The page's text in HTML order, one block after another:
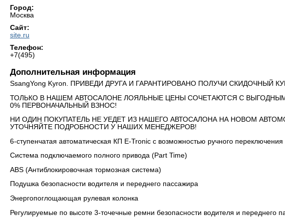
Город:
Москва
Сайт:
site.ru
Телефон:
+7(495)
Дополнительная информация
SsangYong Kyron. ПРИВЕДИ ДРУГА И ГАРАНТИРОВАНО ПОЛУЧИ СКИДОЧНЫЙ
ТОЛЬКО В НАШЕМ АВТОСАЛОНЕ ЛОЯЛЬНЫЕ ЦЕНЫ СОЧЕТАЮТСЯ С
0% ПЕРВОНАЧАЛЬНЫЙ ВЗНОС!
НИ ОДИН ПОКУПАТЕЛЬ НЕ УЕДЕТ ИЗ НАШЕГО АВТОСАЛОНА НА НОВОМ
УТОЧНЯЙТЕ ПОДРОБНОСТИ У НАШИХ МЕНЕДЖЕРОВ!
6-ступенчатая автоматическая КП E-Tronic с возможностью ручного
Система подключаемого полного привода (Part Time)
ABS (Антиблокировочная тормозная система)
Подушка безопасности водителя и переднего пассажира
Энергопоглощающая рулевая колонка
Регулируемые по высоте 3-точечные ремни безопасности водителя и переднего